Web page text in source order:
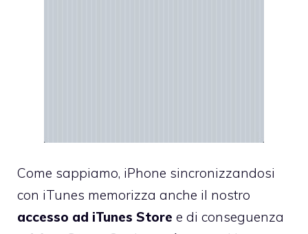
Come sappiamo, iPhone sincronizzandosi
con iTunes memorizza anche il nostro
accesso ad iTunes Store e di conseguenza